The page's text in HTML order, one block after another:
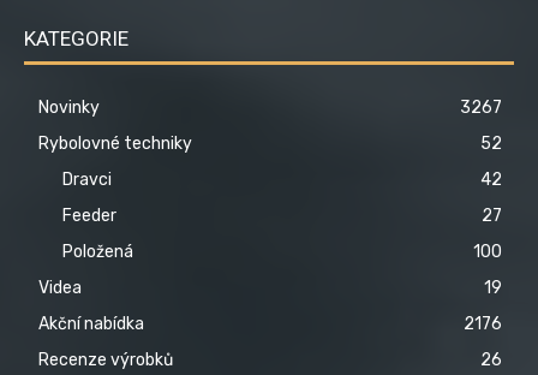
KATEGORIE
Novinky
3267
Rybolovné techniky
52
Dravci
42
Feeder
27
Položená
100
Videa
19
Akční nabídka
2176
Recenze výrobků
26